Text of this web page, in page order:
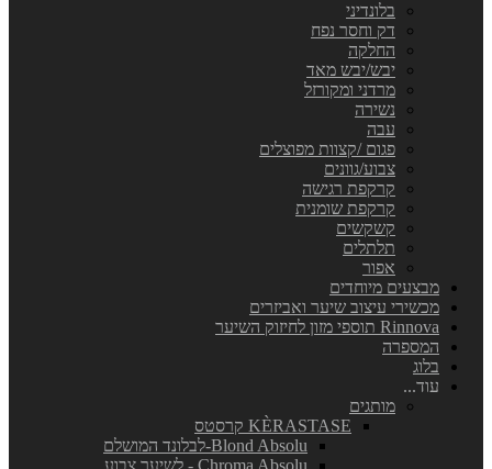
בלונדיני
דק וחסר נפח
החלקה
יבש/יבש מאד
מרדני ומקורזל
נשירה
עבה
פגום /קצוות מפוצלים
צבוע/גוונים
קרקפת רגישה
קרקפת שומנית
קשקשים
תלתלים
אפור
מבצעים מיוחדים
מכשירי עיצוב שיער ואביזרים
Rinnova תוספי מזון לחיזוק השיער
המספרה
בלוג
עוד...
מותגים
KÈRASTASE קרסטס
Blond Absolu-לבלונד המושלם
Chroma Absolu - לשיער צבוע